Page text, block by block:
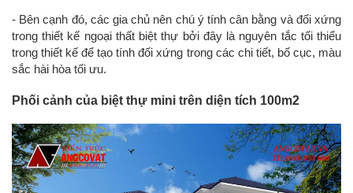
- Bên cạnh đó, các gia chủ nên chú ý tính cân bằng và đối xứng
trong thiết kế ngoại thất biệt thự bởi đây là nguyên tắc tối thiểu
trong thiết kế để tạo tính đối xứng trong các chi tiết, bố cục, màu
sắc hài hòa tối ưu.
Phối cảnh của biệt thự mini trên diện tích 100m2